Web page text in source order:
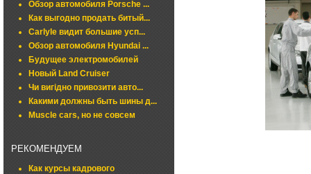
Обзор автомобиля Porsche ...
Как выгодно продать битый...
Carlyle видит большие усп...
Обзор автомобиля Hyundai ...
Будущее электромобилей
Новый Land Cruiser
Чи вигідно привозити авто...
Какими должны быть шины д...
Muscle cars, но не совсем
РЕКОМЕНДУЕМ
Как курсы кадрового